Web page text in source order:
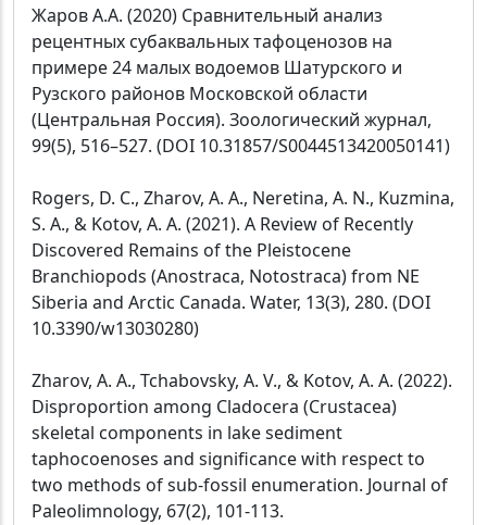
Жаров А.А. (2020) Сравнительный анализ
рецентных субаквальных тафоценозов на
примере 24 малых водоемов Шатурского и
Рузского районов Московской области
(Центральная Россия). Зоологический журнал,
99(5), 516–527. (DOI 10.31857/S0044513420050141)
Rogers, D. C., Zharov, A. A., Neretina, A. N., Kuzmina,
S. A., & Kotov, A. A. (2021). A Review of Recently
Discovered Remains of the Pleistocene
Branchiopods (Anostraca, Notostraca) from NE
Siberia and Arctic Canada. Water, 13(3), 280. (DOI
10.3390/w13030280)
Zharov, A. A., Tchabovsky, A. V., & Kotov, A. A. (2022).
Disproportion among Cladocera (Crustacea)
skeletal components in lake sediment
taphocoenoses and significance with respect to
two methods of sub-fossil enumeration. Journal of
Paleolimnology, 67(2), 101-113.